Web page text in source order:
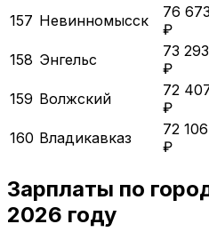
157 Невинномысск
76
₽
158 Энгельс
73
₽
159 Волжский
72
₽
160 Владикавказ
72
₽
Зарплаты по
2026 году